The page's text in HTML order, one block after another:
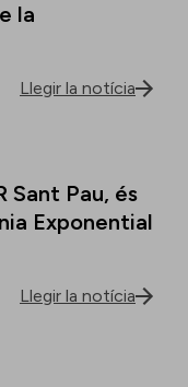
la
Llegir la notícia
Sant Pau, és
Exponential
Llegir la notícia